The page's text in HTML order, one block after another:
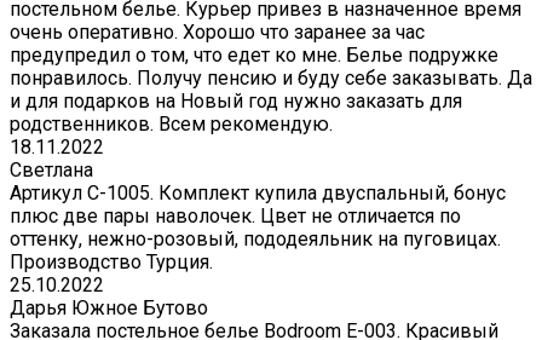
постельном белье. Курьер привез в назначенное время
очень оперативно. Хорошо что заранее за час
предупредил о том, что едет ко мне. Белье подружке
понравилось. Получу пенсию и буду себе заказывать. Да
и для подарков на Новый год нужно заказать для
родственников. Всем рекомендую.
18.11.2022
Светлана
Артикул С-1005. Комплект купила двуспальный, бонус
плюс две пары наволочек. Цвет не отличается по
оттенку, нежно-розовый, пододеяльник на пуговицах.
Производство Турция.
25.10.2022
Дарья Южное Бутово
Заказала постельное белье Bodroom E-003. Красивый